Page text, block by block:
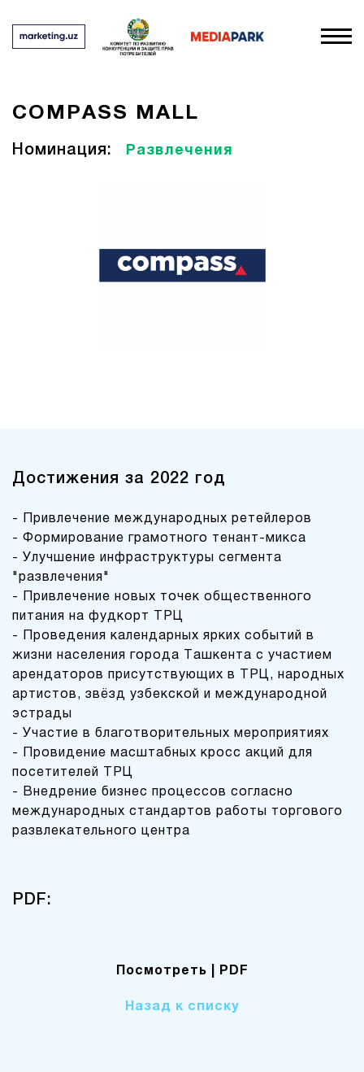
СOMPASS MALL
Номинация: Развлечения
Достижения за 2022 год
- Привлечение международных ретейлеров
- Формирование грамотного тенант-микса
- Улучшение инфраструктуры сегмента
"развлечения"
- Привлечение новых точек общественного
питания на фудкорт ТРЦ
- Проведения календарных ярких событий в
жизни населения города Ташкента с участием
арендаторов присутствующих в ТРЦ, народных
артистов, звёзд узбекской и международной
эстрады
- Участие в благотворительных мероприятиях
- Провидение масштабных кросс акций для
посетителей ТРЦ
- Внедрение бизнес процессов согласно
международных стандартов работы торгового
развлекательного центра
PDF:
Посмотреть | PDF
Назад к списку